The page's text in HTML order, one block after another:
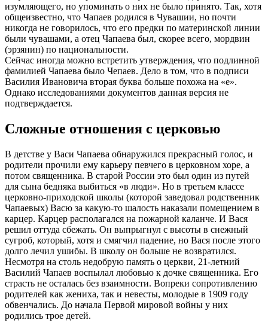
изумляющего, но упоминать о них не было принято. Так, хотя
общеизвестно, что Чапаев родился в Чувашии, но почти
никогда не говорилось, что его предки по материнской линии
были чувашами, а отец Чапаева был, скорее всего, мордвин
(эрзянин) по национальности.
Сейчас иногда можно встретить утверждения, что подлинной
фамилией Чапаева было Чепаев. Дело в том, что в подписи
Василия Ивановича вторая буква больше похожа на «е».
Однако исследованиями документов данная версия не
подтверждается.
Сложные отношения с церковью
В детстве у Васи Чапаева обнаружился прекрасный голос, и
родители прочили ему карьеру певчего в церковном хоре, а
потом священника. В старой России это был один из путей
для сына бедняка выбиться «в люди». Но в третьем классе
церковно-приходской школы (которой заведовал родственник
Чапаевых) Васю за какую-то шалость наказали помещением в
карцер. Карцер располагался на пожарной каланче. И Вася
решил оттуда сбежать. Он выпрыгнул с высоты в снежный
сугроб, который, хотя и смягчил падение, но Вася после этого
долго лечил ушибы. В школу он больше не возвратился.
Несмотря на столь недобрую память о церкви, 21-летний
Василий Чапаев воспылал любовью к дочке священника. Его
страсть не осталась без взаимности. Вопреки сопротивлению
родителей как жениха, так и невесты, молодые в 1909 году
обвенчались. До начала Первой мировой войны у них
родились трое детей.